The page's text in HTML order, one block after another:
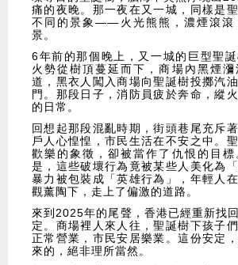
痛的夜晚。那一夜在又一城，同樣是
不同的景象——火光熊熊，濃煙滾滾
景。
6年前的那個晚上，又一城的巨型聖誕
火勢從樹頂蔓延而下，商場內黑煙瀰
道，黑衣人闖入商場向聖誕樹投擲汽
門。那段日子，消防員疲於奔命，縱
的日常。
回想起那段混亂時期，街頭巷尾充斥
戶人心惶惶，市民生活在不安之中。
歡樂的象徵，卻被當作了仇恨的目標
是，這些破壞行為竟被某些人美化為「
暴力被包裝成「英雄行為」，年輕人
觀薰陶下，走上了偏激的道路。
來到2025年的尾聲，香港已經重新找
定。商場裡人來人往，聖誕樹下孩子
正常營業，市民安居樂業。這份安定
來的，絕非理所當然。